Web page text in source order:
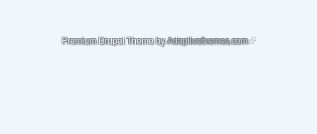
Premium Drupal Theme byAdaptivethemes.com(link is external)